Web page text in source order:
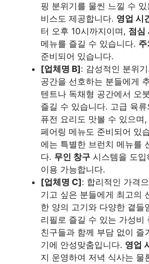
핑 분위기를 물씬 느낄 수
비스도 제공합니다. 영업 시
터 오후 10시까지이며, 점심
메뉴를 즐길 수 있습니다.
준비되어 있습니다.
[업체명 B]: 감성적인 분위
공간을 선호하는 분들에게
텐트나 독채형 공간에서 오
즐길 수 있습니다. 고급 육
퓨전 요리도 맛볼 수 있으며
페어링 메뉴도 준비되어 있
에는 특별한 브런치 메뉴를
다. 무인 창구 시스템을 도입
이용 가능합니다.
[업체명 C]: 합리적인 가격
기고 싶은 분들에게 최고의
한 양의 고기와 다양한 곁들
리필로 즐길 수 있는 가성비
친구들과 함께 부담 없이 즐
기에 안성맞춤입니다. 영업
지 운영하여 저녁 식사는 물